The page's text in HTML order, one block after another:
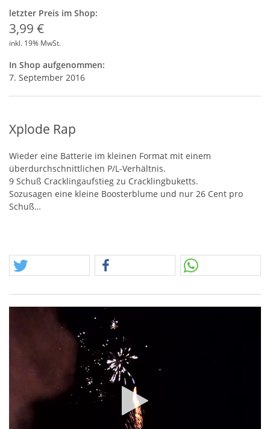
letzter Preis im Shop:
3,99 €
inkl. 19% MwSt.
In Shop aufgenommen:
7. September 2016
Xplode Rap
Wieder eine Batterie im kleinen Format mit einem
überdurchschnittlichen P/L-Verhältnis.
9 Schuß Cracklingaufstieg zu Cracklingbuketts.
Sozusagen eine kleine Boosterblume und nur 26 Cent pro
Schuß…